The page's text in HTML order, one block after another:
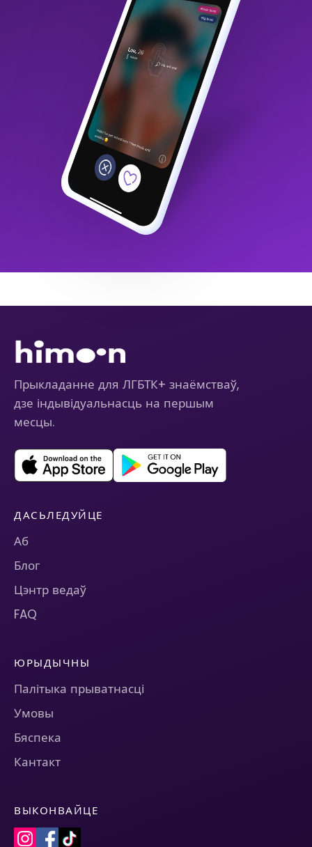
Прыкладанне для ЛГБТК+ знаёмстваў,
дзе індывідуальнасць на першым
месцы.
ДАСЬЛЕДУЙЦЕ
Аб
Блог
Цэнтр ведаў
FAQ
ЮРЫДЫЧНЫ
Палітыка прыватнасці
Умовы
Бяспека
Кантакт
ВЫКОНВАЙЦЕ